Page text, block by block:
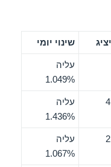
שינוי יומי
עליה
1.049%
עליה
1.436%
עליה
1.067%